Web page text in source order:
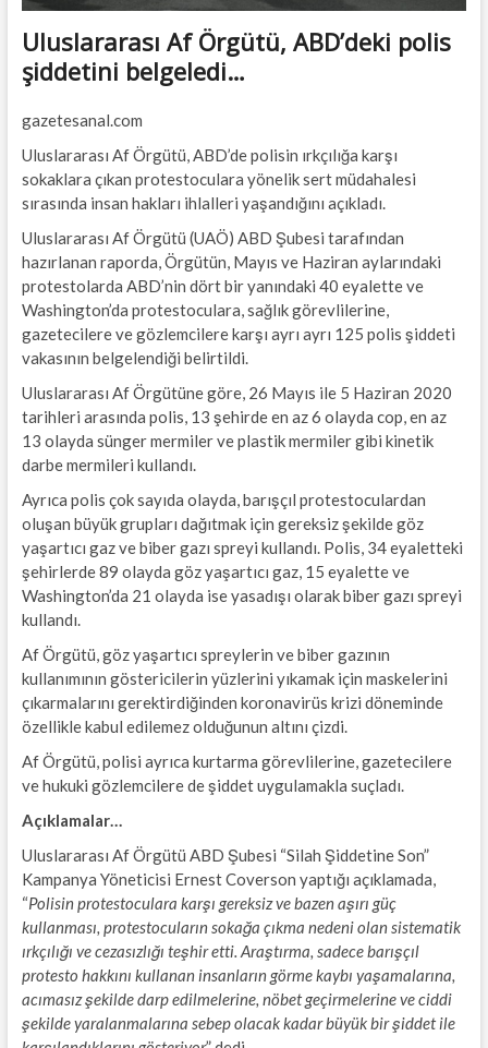
Uluslararası Af Örgütü, ABD’deki polis
şiddetini belgeledi…
gazetesanal.com
Uluslararası Af Örgütü, ABD’de polisin ırkçılığa karşı
sokaklara çıkan protestoculara yönelik sert müdahalesi
sırasında insan hakları ihlalleri yaşandığını açıkladı.
Uluslararası Af Örgütü (UAÖ) ABD Şubesi tarafından
hazırlanan raporda, Örgütün, Mayıs ve Haziran aylarındaki
protestolarda ABD’nin dört bir yanındaki 40 eyalette ve
Washington’da protestoculara, sağlık görevlilerine,
gazetecilere ve gözlemcilere karşı ayrı ayrı 125 polis şiddeti
vakasının belgelendiği belirtildi.
Uluslararası Af Örgütüne göre, 26 Mayıs ile 5 Haziran 2020
tarihleri arasında polis, 13 şehirde en az 6 olayda cop, en az
13 olayda sünger mermiler ve plastik mermiler gibi kinetik
darbe mermileri kullandı.
Ayrıca polis çok sayıda olayda, barışçıl protestoculardan
oluşan büyük grupları dağıtmak için gereksiz şekilde göz
yaşartıcı gaz ve biber gazı spreyi kullandı. Polis, 34 eyaletteki
şehirlerde 89 olayda göz yaşartıcı gaz, 15 eyalette ve
Washington’da 21 olayda ise yasadışı olarak biber gazı spreyi
kullandı.
Af Örgütü, göz yaşartıcı spreylerin ve biber gazının
kullanımının göstericilerin yüzlerini yıkamak için maskelerini
çıkarmalarını gerektirdiğinden koronavirüs krizi döneminde
özellikle kabul edilemez olduğunun altını çizdi.
Af Örgütü, polisi ayrıca kurtarma görevlilerine, gazetecilere
ve hukuki gözlemcilere de şiddet uygulamakla suçladı.
Açıklamalar…
Uluslararası Af Örgütü ABD Şubesi “Silah Şiddetine Son”
Kampanya Yöneticisi Ernest Coverson yaptığı açıklamada,
“Polisin protestoculara karşı gereksiz ve bazen aşırı güç
kullanması, protestocuların sokağa çıkma nedeni olan sistematik
ırkçılığı ve cezasızlığı teşhir etti. Araştırma, sadece barışçıl
protesto hakkını kullanan insanların görme kaybı yaşamalarına,
acımasız şekilde darp edilmelerine, nöbet geçirmelerine ve ciddi
şekilde yaralanmalarına sebep olacak kadar büyük bir şiddet ile